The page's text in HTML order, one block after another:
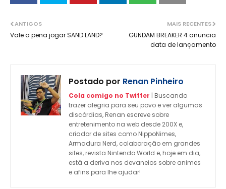
MAIS RECENTES
GUNDAM BREAKER 4 anuncia
data de lançamento
ANTIGOS
Vale a pena jogar SAND LAND?
Postado por Renan Pinheiro
Cola comigo no Twitter | Buscando
trazer alegria para seu povo e ver algumas
discórdias, Renan escreve sobre
entretenimento na web desde 200X e,
criador de sites como NippoNimes,
Armadura Nerd, colaboração em grandes
sites, revista Nintendo World e, hoje em dia,
está a deriva nos devaneios sobre animes
e afins para lhe ajudar!